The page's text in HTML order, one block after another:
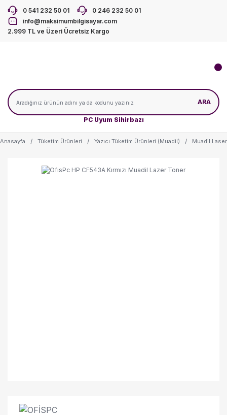
0 541 232 50 01
0 246 232 50 01
info@maksimumbilgisayar.com
2.999 TL ve Üzeri Ücretsiz Kargo
PC Uyum Sihirbazı
ARA
Anasayfa Tüketim Ürünleri Yazıcı Tüketim Ürünleri (Muadil) Muadil